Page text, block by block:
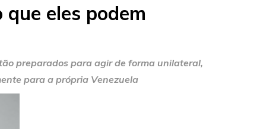
eles podem
preparados para agir de forma unilateral,
para a própria Venezuela